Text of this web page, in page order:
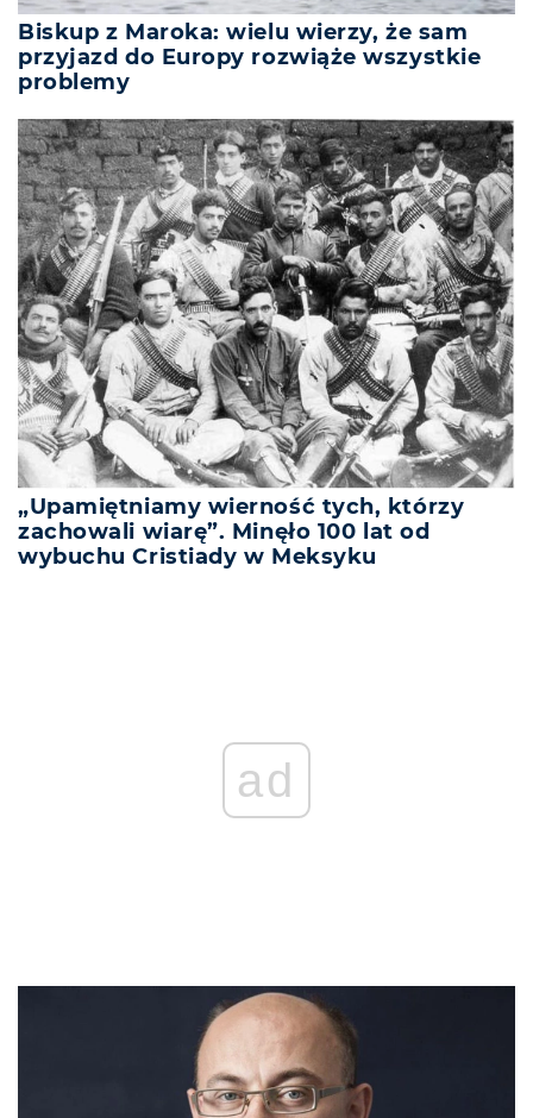
Biskup z Maroka: wielu wierzy, że sam
przyjazd do Europy rozwiąże wszystkie
problemy
„Upamiętniamy wierność tych, którzy
zachowali wiarę”. Minęło 100 lat od
wybuchu Cristiady w Meksyku
ad